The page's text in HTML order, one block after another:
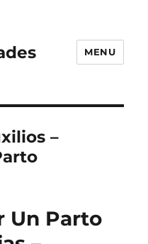
MENU
–
Un Parto